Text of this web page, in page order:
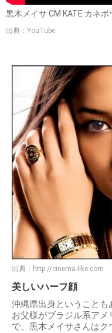
黒木メイサ CM KATE カネ
出典：YouTube
出典： http://cinema-like.com
美しいハーフ顔
沖縄県出身ということも
お父様がブラジル系ア
で、黒木メイサさんはク